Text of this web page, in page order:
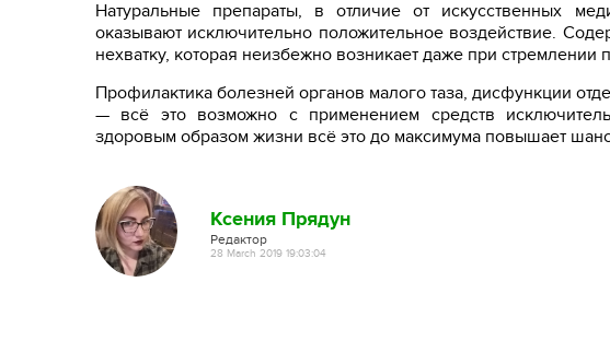
Натуральные препараты, в отличие от искусственных
оказывают исключительно положительное воздействие.
нехватку, которая неизбежно возникает даже при стремлении
Профилактика болезней органов малого таза, дисфункции
— всё это возможно с применением средств
здоровым образом жизни всё это до максимума повышает
Ксения Прядун
Редактор
28 March 2019 19:03:04